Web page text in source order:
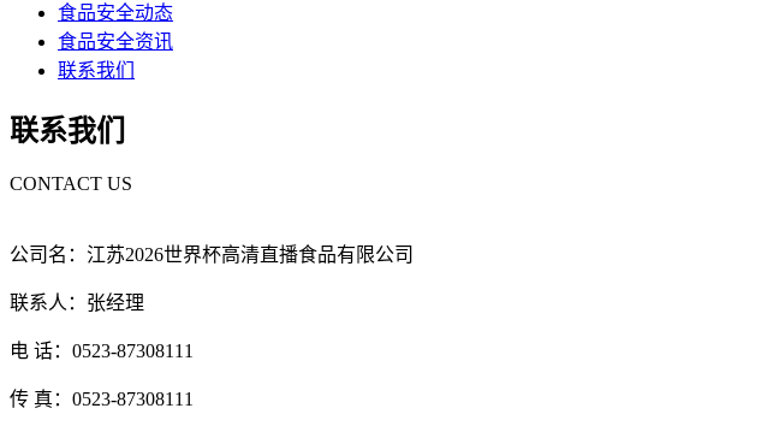
食品安全动态
食品安全资讯
联系我们
联系我们
CONTACT US
公司名：江苏2026世界杯高清直播食品有限公司
联系人：张经理
电 话：0523-87308111
传 真：0523-87308111